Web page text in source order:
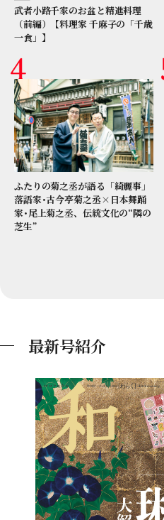
武者小路千家のお盆と精進料理
（前編）【料理家 千麻子の「千歳
一食」】
ふたりの菊之丞が語る「綺麗事」
落語家･古今亭菊之丞×日本舞踊
家･尾上菊之丞、伝統文化の“隣の
芝生”
最新号紹介